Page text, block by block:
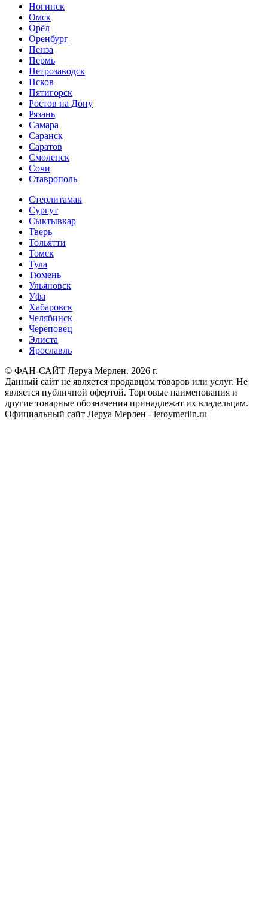
Ногинск
Омск
Орёл
Оренбург
Пенза
Пермь
Петрозаводск
Псков
Пятигорск
Ростов на Дону
Рязань
Самара
Саранск
Саратов
Смоленск
Сочи
Ставрополь
Стерлитамак
Сургут
Сыктывкар
Тверь
Тольятти
Томск
Тула
Тюмень
Ульяновск
Уфа
Хабаровск
Челябинск
Череповец
Элиста
Ярославль
© ФАН-САЙТ Леруа Мерлен. 2026 г.
Данный сайт не является продавцом товаров или услуг. Не
является публичной офертой. Торговые наименования и
другие товарные обозначения принадлежат их владельцам.
Официальный сайт Леруа Мерлен - leroymerlin.ru